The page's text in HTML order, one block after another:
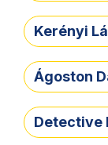
Kerényi
Ágoston
Detective